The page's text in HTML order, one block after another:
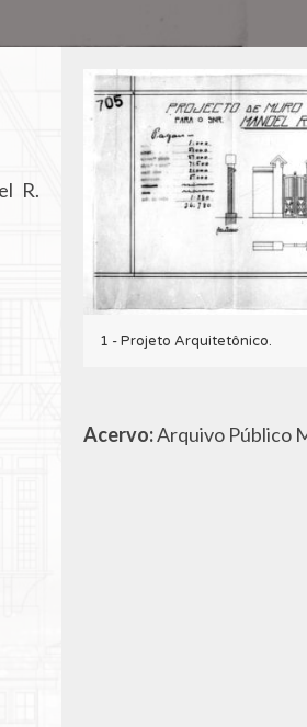
R.
1 - Projeto Arquitetônico.
Acervo:Arquivo Público